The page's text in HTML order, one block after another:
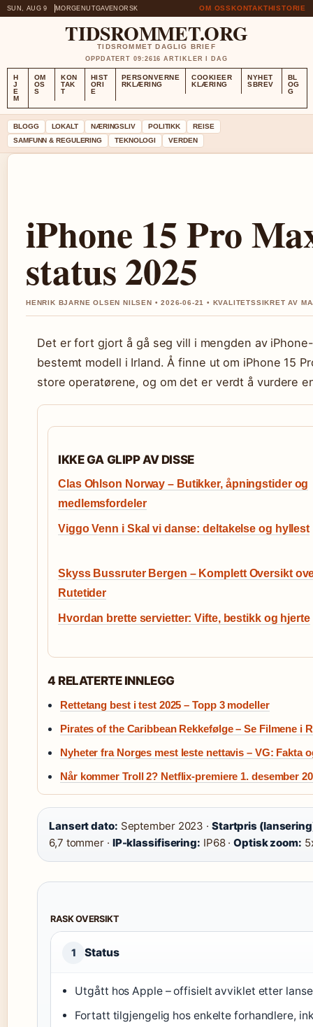
SUN, AUG 9 MORGENUTGAVENORSK OM OSSKONTAKTHISTORIE
TIDSROMMET.ORG
TIDSROMMET DAGLIG BRIEF
OPPDATERT 09:2616 ARTIKLER I DAG
H
J
E
M
OM
OS
S
KON
TAK
T
HIST
ORI
E
PERSONVERNE
RKLÆRING
COOKIEER
KLÆRING
NYHET
SBREV
BL
OG
G
BLOGG LOKALT NÆRINGSLIV POLITIKK
REISE
SAMFUNN & REGULERING
TEKNOLOGI VERDEN
iPhone 15 Pro
status 2025
HENRIK BJARNE OLSEN NILSEN • 2026-06-21 • KVALITETSSIKRET AV
Det er fort gjort å gå seg vill i mengden av
bestemt modell i Irland. Å finne ut om iPhone 15
store operatørene, og om det er verdt å vurdere
IKKE GA GLIPP AV DISSE
Clas Ohlson Norway – Butikker, åpningstider og
medlemsfordeler
Viggo Venn i Skal vi danse: deltakelse og hyllest
Skyss Bussruter Bergen – Komplett Oversikt
Rutetider
Hvordan brette servietter: Vifte, bestikk og hjerte
4 RELATERTE INNLEGG
Rettetang best i test 2025 – Topp 3 modeller
Pirates of the Caribbean Rekkefølge – Se Filmene i
Nyheter fra Norges mest leste nettavis – VG: Fakta
Når kommer Troll 2? Netflix-premiere 1. desember
Lansert dato: September 2023 · Startpris
6,7 tommer · IP-klassifisering: IP68 ·Optisk zoom:
RASK OVERSIKT
1 Status
Utgått hos Apple – offisielt avviklet etter
Fortatt tilgjengelig hos enkelte forhandlere,